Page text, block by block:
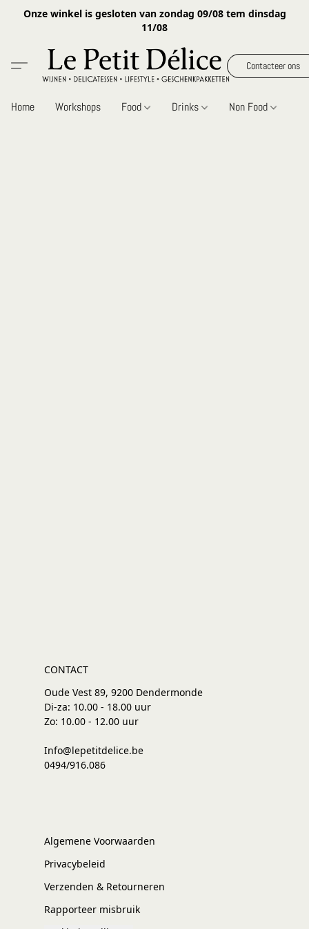
Onze winkel is gesloten van zondag 09/08 tem dinsdag
11/08
Contacteer ons
Home Workshops Food Drinks Non Food
CONTACT
Oude Vest 89, 9200 Dendermonde
Di-za: 10.00 - 18.00 uur
Zo: 10.00 - 12.00 uur
Info@lepetitdelice.be
0494/916.086
Algemene Voorwaarden
Privacybeleid
Verzenden & Retourneren
Rapporteer misbruik